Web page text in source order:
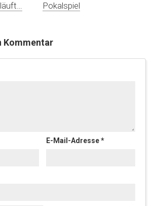
Pokalspiel
Kommentar
E-Mail-Adresse*